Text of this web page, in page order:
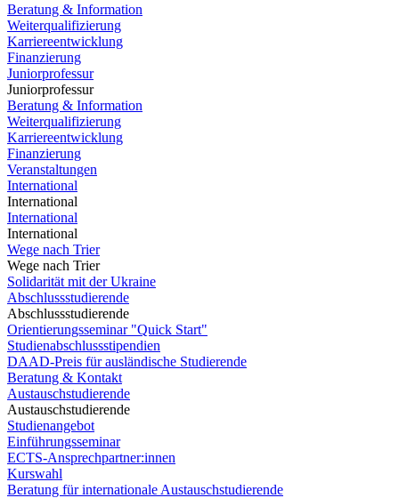
Beratung & Information
Weiterqualifizierung
Karriereentwicklung
Finanzierung
Juniorprofessur
Juniorprofessur
Beratung & Information
Weiterqualifizierung
Karriereentwicklung
Finanzierung
Veranstaltungen
International
International
International
International
Wege nach Trier
Wege nach Trier
Solidarität mit der Ukraine
Abschlussstudierende
Abschlussstudierende
Orientierungsseminar "Quick Start"
Studienabschlussstipendien
DAAD-Preis für ausländische Studierende
Beratung & Kontakt
Austauschstudierende
Austauschstudierende
Studienangebot
Einführungsseminar
ECTS-Ansprechpartner:innen
Kurswahl
Beratung für internationale Austauschstudierende